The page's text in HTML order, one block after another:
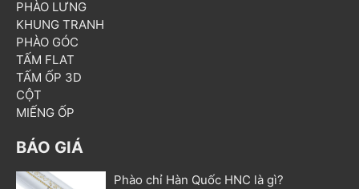
PHÀO LƯNG
KHUNG TRANH
PHÀO GÓC
TẤM FLAT
TẤM ỐP 3D
CỘT
MIẾNG ỐP
BÁO GIÁ
Phào chỉ Hàn Quốc HNC là gì?